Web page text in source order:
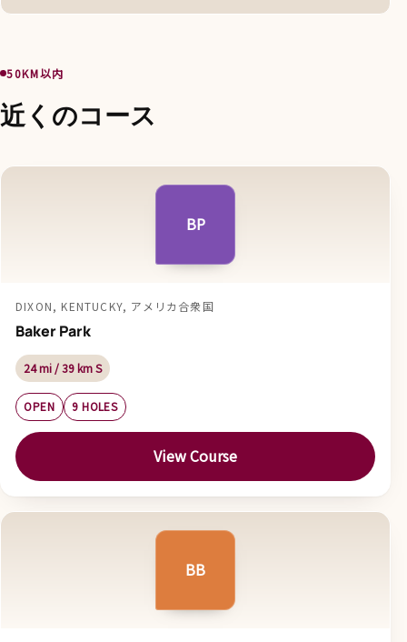
50KM以内
近くのコース
BP
DIXON, KENTUCKY, アメリカ合衆国
Baker Park
24 mi / 39 km S
OPEN 9 HOLES
View Course
BB